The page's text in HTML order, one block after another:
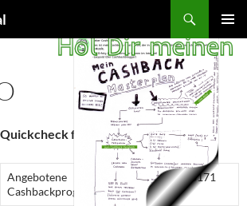
MENÜ
Quickcheck für aklamio
Angebotene
Cashbackprogramme
1 / 36171